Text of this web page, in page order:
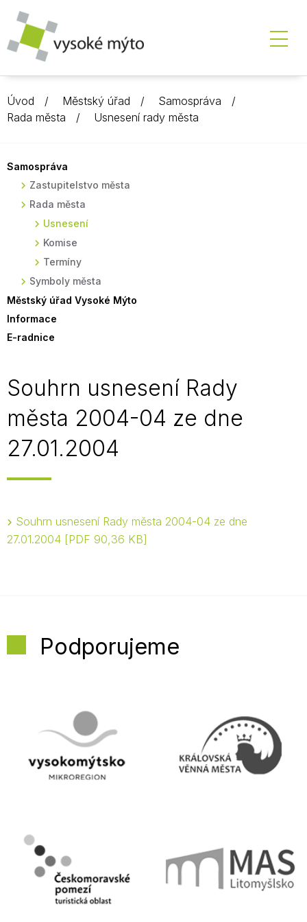
Úvod Městský úřad
Samospráva
Rada města
Usnesení rady města
Samospráva
Zastupitelstvo města
Rada města
Usnesení
Komise
Termíny
Symboly města
Městský úřad Vysoké Mýto
Informace
E-radnice
Souhrn usnesení Rady
města 2004-04 ze dne
27.01.2004
Souhrn usnesení Rady města 2004-04 ze dne
27.01.2004 PDF 90,36 KB
Podporujeme